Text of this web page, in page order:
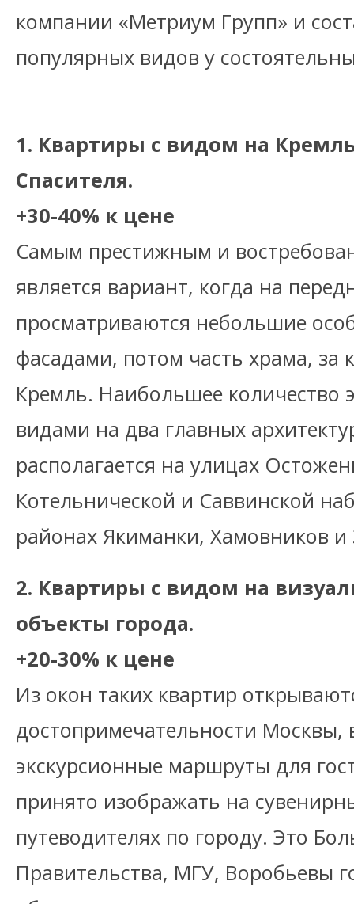
компании «Метриум Групп» и
популярных видов у
1. Квартиры с видом на
Спасителя.
+30-40% к цене
Самым престижным и
является вариант, когда на
просматриваются небольшие
фасадами, потом часть храма, за
Кремль. Наибольшее количество
видами на два главных
располагается на улицах
Котельнической и Саввинской
районах Якиманки, Хамовников и
2. Квартиры с видом на
объекты города.
+20-30% к цене
Из окон таких квартир
достопримечательности Москвы,
экскурсионные маршруты для
принято изображать на
путеводителях по городу. Это
Правительства, МГУ, Воробьевы